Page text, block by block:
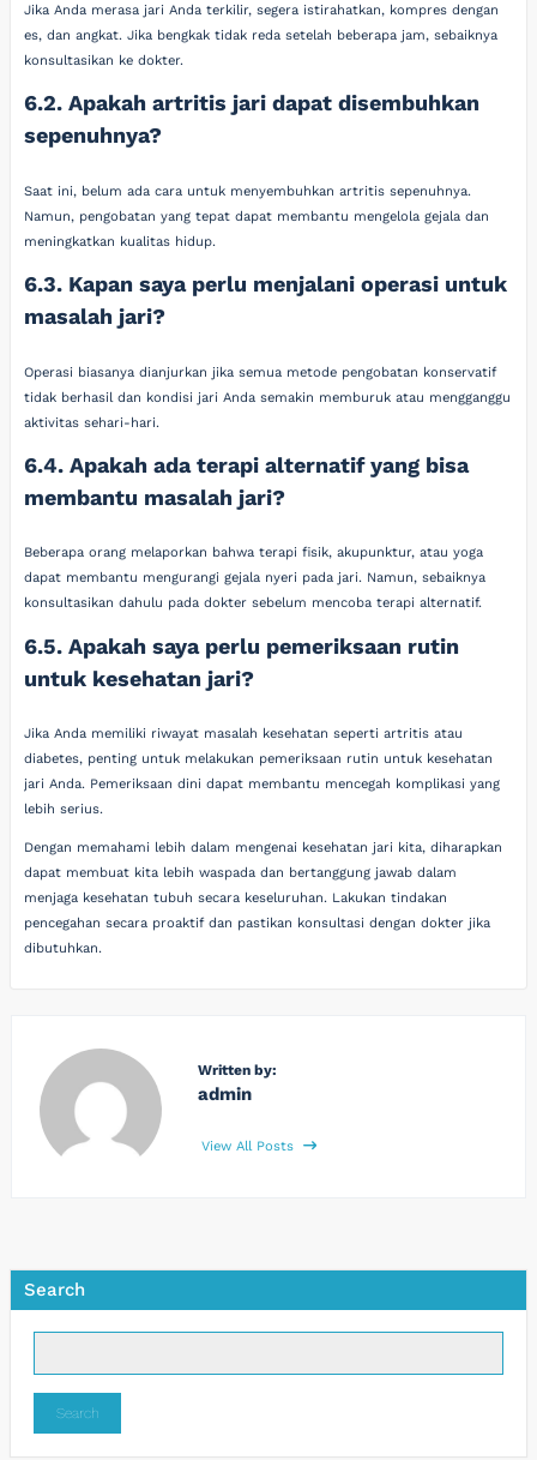
Jika Anda merasa jari Anda terkilir, segera istirahatkan, kompres dengan
es, dan angkat. Jika bengkak tidak reda setelah beberapa jam, sebaiknya
konsultasikan ke dokter.
6.2. Apakah artritis jari dapat disembuhkan
sepenuhnya?
Saat ini, belum ada cara untuk menyembuhkan artritis sepenuhnya.
Namun, pengobatan yang tepat dapat membantu mengelola gejala dan
meningkatkan kualitas hidup.
6.3. Kapan saya perlu menjalani operasi untuk
masalah jari?
Operasi biasanya dianjurkan jika semua metode pengobatan konservatif
tidak berhasil dan kondisi jari Anda semakin memburuk atau mengganggu
aktivitas sehari-hari.
6.4. Apakah ada terapi alternatif yang bisa
membantu masalah jari?
Beberapa orang melaporkan bahwa terapi fisik, akupunktur, atau yoga
dapat membantu mengurangi gejala nyeri pada jari. Namun, sebaiknya
konsultasikan dahulu pada dokter sebelum mencoba terapi alternatif.
6.5. Apakah saya perlu pemeriksaan rutin
untuk kesehatan jari?
Jika Anda memiliki riwayat masalah kesehatan seperti artritis atau
diabetes, penting untuk melakukan pemeriksaan rutin untuk kesehatan
jari Anda. Pemeriksaan dini dapat membantu mencegah komplikasi yang
lebih serius.
Dengan memahami lebih dalam mengenai kesehatan jari kita, diharapkan
dapat membuat kita lebih waspada dan bertanggung jawab dalam
menjaga kesehatan tubuh secara keseluruhan. Lakukan tindakan
pencegahan secara proaktif dan pastikan konsultasi dengan dokter jika
dibutuhkan.
Written by:
admin
View All Posts
Search
Search